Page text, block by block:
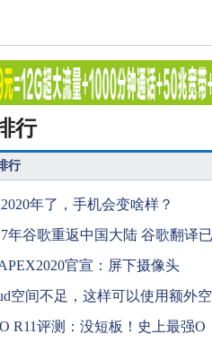
行
行
年了，手机会变啥样？
年谷歌重返中国大陆 谷歌翻译
官宣：屏下摄像头
空间不足，这样可以使用额外空
R11评测：没短板！史上最强O